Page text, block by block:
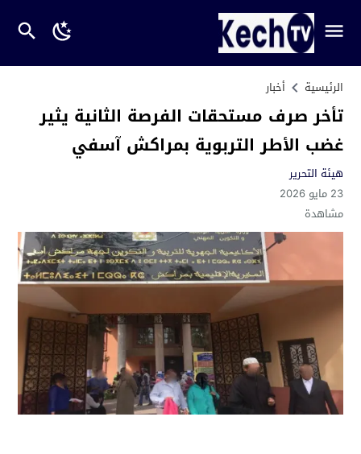
الرئيسية أخبار
تأخر صرف مستحقات الفرصة الثانية يثير
غضب الأطر التربوية بمراكش آسفي
هيئة التحرير
23 مايو 2026
مشاهدة